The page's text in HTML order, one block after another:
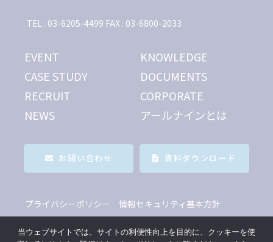
TEL : 03-6205-4499 FAX : 03-6800-2033
EVENT
KNOWLEDGE
CASE STUDY
DOCUMENTS
RECRUIT
CORPORATE
NEWS
アールナインとは
お問い合わせ 資料ダウンロード
プライバシーポリシー 情報セキュリティ基本方針
当ウェブサイトでは、サイトの利便性向上を目的に、クッキーを使